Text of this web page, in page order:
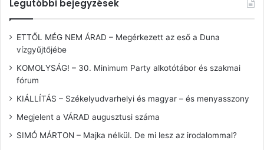
Legutóbbi bejegyzések
ETTŐL MÉG NEM ÁRAD – Megérkezett az eső a Duna
vízgyűjtőjébe
KOMOLYSÁG! – 30. Minimum Party alkotótábor és szakmai
fórum
KIÁLLÍTÁS – Székelyudvarhelyi és magyar – és menyasszony
Megjelent a VÁRAD augusztusi száma
SIMÓ MÁRTON – Majka nélkül. De mi lesz az irodalommal?